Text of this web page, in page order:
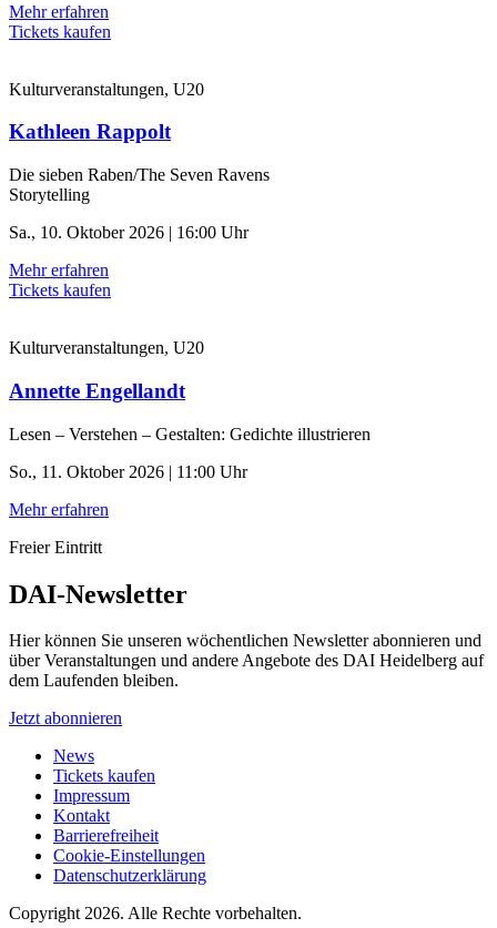
Mehr erfahren
Tickets kaufen
Kulturveranstaltungen, U20
Kathleen Rappolt
Die sieben Raben/The Seven Ravens
Storytelling
Sa., 10. Oktober 2026 | 16:00 Uhr
Mehr erfahren
Tickets kaufen
Kulturveranstaltungen, U20
Annette Engellandt
Lesen – Verstehen – Gestalten: Gedichte illustrieren
So., 11. Oktober 2026 | 11:00 Uhr
Mehr erfahren
Freier Eintritt
DAI-Newsletter
Hier können Sie unseren wöchentlichen Newsletter abonnieren und
über Veranstaltungen und andere Angebote des DAI Heidelberg auf
dem Laufenden bleiben.
Jetzt abonnieren
News
Tickets kaufen
Impressum
Kontakt
Barrierefreiheit
Cookie-Einstellungen
Datenschutzerklärung
Copyright 2026. Alle Rechte vorbehalten.